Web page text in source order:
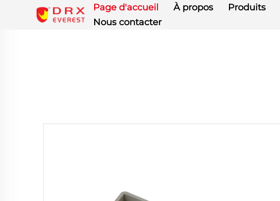
Page d'accueil À propos Produits
Nous contacter